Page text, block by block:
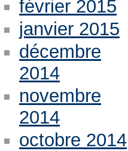
février 2015
janvier 2015
décembre
2014
novembre
2014
octobre 2014